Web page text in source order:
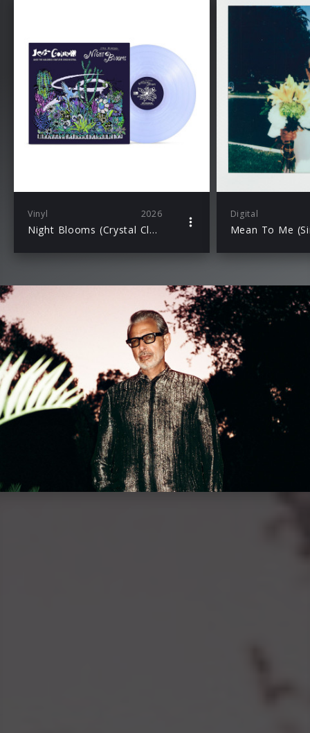
Vinyl 2026
Night Blooms (Crystal Clear Pearl Arctic Vinyl)
Digital
Mean To Me